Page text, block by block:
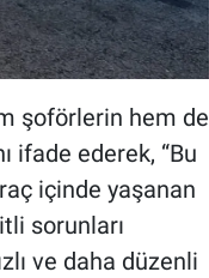
şoförlerin hem de
ifade ederek, “Bu
içinde yaşanan
sorunları
ve daha düzenli